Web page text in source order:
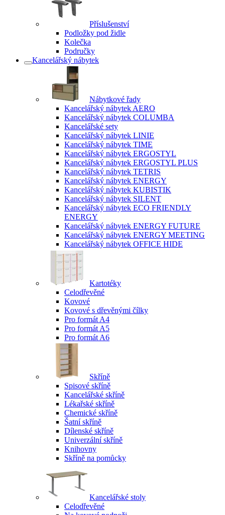
Příslušenství
Podložky pod židle
Kolečka
Područky
Kancelářský nábytek
Nábytkové řady
Kancelářský nábytek AERO
Kancelářský nábytek COLUMBA
Kancelářské sety
Kancelářský nábytek LINIE
Kancelářský nábytek TIME
Kancelářský nábytek ERGOSTYL
Kancelářský nábytek ERGOSTYL PLUS
Kancelářský nábytek TETRIS
Kancelářský nábytek ENERGY
Kancelářský nábytek KUBISTIK
Kancelářský nábytek SILENT
Kancelářský nábytek ECO FRIENDLY
ENERGY
Kancelářský nábytek ENERGY FUTURE
Kancelářský nábytek ENERGY MEETING
Kancelářský nábytek OFFICE HIDE
Kartotéky
Celodřevěné
Kovové
Kovové s dřevěnými čílky
Pro formát A4
Pro formát A5
Pro formát A6
Skříně
Spisové skříně
Kancelářské skříně
Lékařské skříně
Chemické skříně
Šatní skříně
Dílenské skříně
Univerzální skříně
Knihovny
Skříně na pomůcky
Kancelářské stoly
Celodřevěné